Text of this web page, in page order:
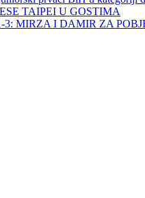
TAIPEI U GOSTIMA
MIRZA I DAMIR ZA